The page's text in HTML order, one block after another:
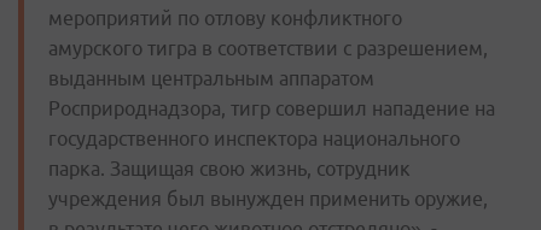
мероприятий по отлову конфликтного
амурского тигра в соответствии с разрешением,
выданным центральным аппаратом
Росприроднадзора, тигр совершил нападение на
государственного инспектора национального
парка. Защищая свою жизнь, сотрудник
учреждения был вынужден применить оружие,